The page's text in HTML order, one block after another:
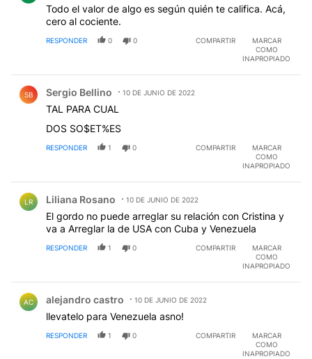
Todo el valor de algo es según quién te califica. Acá,
cero al cociente.
RESPONDER 0 0 COMPARTIR
MARCAR
COMO
INAPROPIADO
SB Sergio Bellino 10 DE JUNIO DE 2022
TAL PARA CUAL
DOS SO$ET%ES
RESPONDER 1 0 COMPARTIR
MARCAR
COMO
INAPROPIADO
LR Liliana Rosano 10 DE JUNIO DE 2022
El gordo no puede arreglar su relación con Cristina y
va a Arreglar la de USA con Cuba y Venezuela
RESPONDER 1 0 COMPARTIR
MARCAR
COMO
INAPROPIADO
AC alejandro castro 10 DE JUNIO DE 2022
llevatelo para Venezuela asno!
RESPONDER 1 0 COMPARTIR
MARCAR
COMO
INAPROPIADO